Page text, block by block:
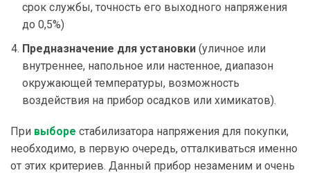
срок службы, точность его выходного напряжения
до 0,5%)
Предназначение для установки (уличное или
внутреннее, напольное или настенное, диапазон
окружающей температуры, возможность
воздействия на прибор осадков или химикатов).
При выборе стабилизатора напряжения для покупки,
необходимо, в первую очередь, отталкиваться именно
от этих критериев. Данный прибор незаменим и очень